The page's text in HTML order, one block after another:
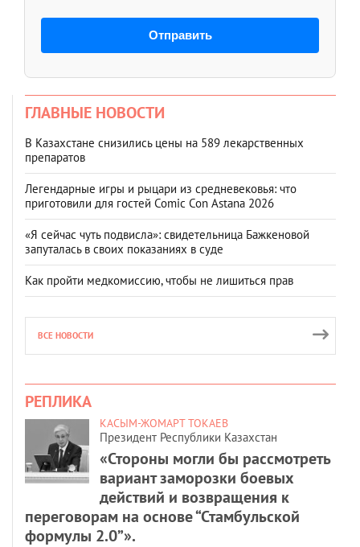
Отправить
ГЛАВНЫЕ НОВОСТИ
В Казахстане снизились цены на 589 лекарственных
препаратов
Легендарные игры и рыцари из средневековья: что
приготовили для гостей Comic Con Astana 2026
«Я сейчас чуть подвисла»: свидетельница Бажкеновой
запуталась в своих показаниях в суде
Как пройти медкомиссию, чтобы не лишиться прав
ВСЕ НОВОСТИ
РЕПЛИКА
КАСЫМ-ЖОМАРТ ТОКАЕВ
Президент Республики Казахстан
«Стороны могли бы рассмотреть
вариант заморозки боевых
действий и возвращения к
переговорам на основе “Стамбульской
формулы 2.0”».